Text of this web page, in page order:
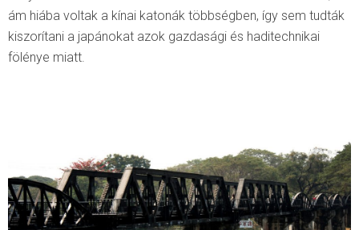
ám hiába voltak a kínai katonák többségben, így sem tudták
kiszorítani a japánokat azok gazdasági és haditechnikai
fölénye miatt.